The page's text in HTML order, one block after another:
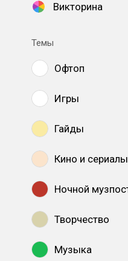
Викторина
Темы
Офтоп
Игры
Гайды
Кино и сериалы
Творчество
Музыка